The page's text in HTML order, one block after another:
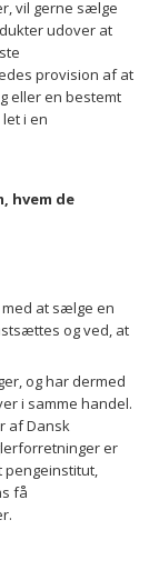
vil gerne sælge
udover at
provision af at
eller en bestemt
i en
hvem de
at sælge en
og ved, at
og har dermed
i samme handel.
af Dansk
er
pengeinstitut,
få